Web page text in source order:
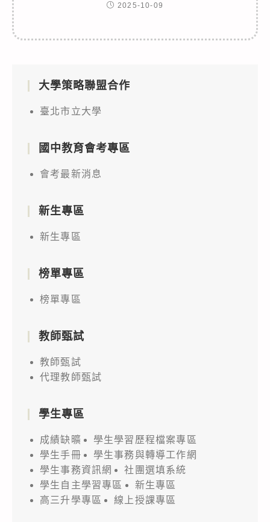
2025-10-09
大學策略聯盟合作
臺北市立大學
國中教育會考專區
會考最新消息
新生專區
新生專區
榜單專區
榜單專區
教師甄試
教師甄試
代理教師甄試
學生專區
成績缺曠
學生學習歷程檔案專區
學生手冊
學生事務與轉導工作網
學生事務資訊網
社團選填系統
學生自主學習專區
新生專區
高三升學專區
線上授課專區